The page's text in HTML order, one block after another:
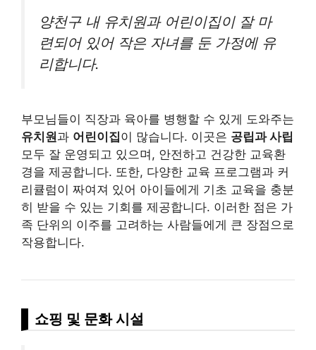
양천구 내 유치원과 어린이집이 잘 마
련되어 있어 작은 자녀를 둔 가정에 유
리합니다.
부모님들이 직장과 육아를 병행할 수 있게 도와주는
유치원과 어린이집이 많습니다. 이곳은 공립과 사립
모두 잘 운영되고 있으며, 안전하고 건강한 교육환
경을 제공합니다. 또한, 다양한 교육 프로그램과 커
리큘럼이 짜여져 있어 아이들에게 기초 교육을 충분
히 받을 수 있는 기회를 제공합니다. 이러한 점은 가
족 단위의 이주를 고려하는 사람들에게 큰 장점으로
작용합니다.
쇼핑 및 문화 시설